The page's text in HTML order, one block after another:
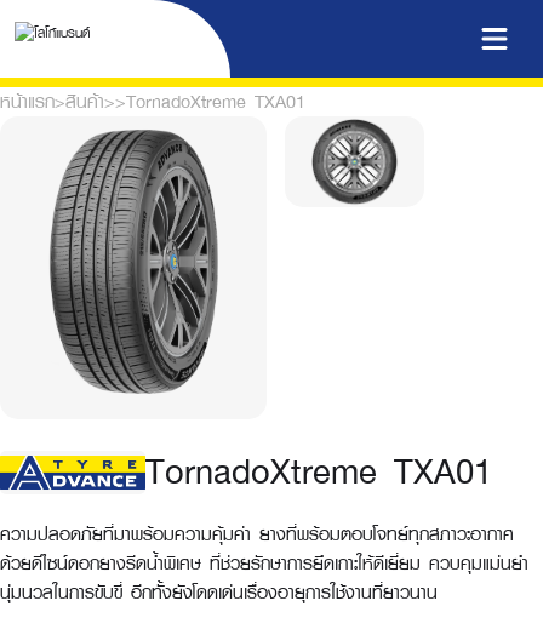
หน้าแรก>สินค้า>>TornadoXtreme TXA01
TornadoXtreme TXA01
ความปลอดภัยที่มาพร้อมความคุ้มค่า ยางที่พร้อมตอบโจทย์ทุกสภาวะอากาศ
ด้วยดีไซน์ดอกยางรีดน้ำพิเศษ ที่ช่วยรักษาการยึดเกาะให้ดีเยี่ยม ควบคุมแม่นยำ
นุ่มนวลในการขับขี่ อีกทั้งยังโดดเด่นเรื่องอายุการใช้งานที่ยาวนาน